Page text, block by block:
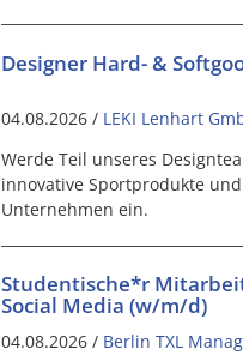
Designer Hard- &
04.08.2026 / LEKI Lenhart
Werde Teil unseres
innovative Sportprodukte
Unternehmen ein.
Studentische*r
Social Media (w/m/d)
04.08.2026 / Berlin TXL